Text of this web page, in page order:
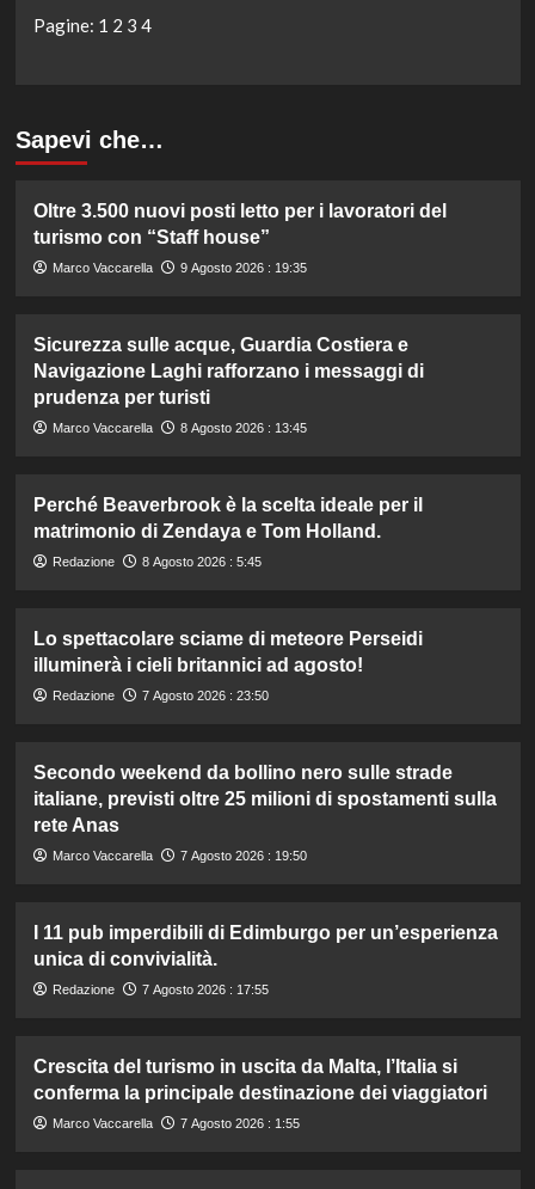
Pagine: 1 2 3 4
Sapevi che…
Oltre 3.500 nuovi posti letto per i lavoratori del
turismo con “Staff house”
Marco Vaccarella 9 Agosto 2026 : 19:35
Sicurezza sulle acque, Guardia Costiera e
Navigazione Laghi rafforzano i messaggi di
prudenza per turisti
Marco Vaccarella 8 Agosto 2026 : 13:45
Perché Beaverbrook è la scelta ideale per il
matrimonio di Zendaya e Tom Holland.
Redazione 8 Agosto 2026 : 5:45
Lo spettacolare sciame di meteore Perseidi
illuminerà i cieli britannici ad agosto!
Redazione 7 Agosto 2026 : 23:50
Secondo weekend da bollino nero sulle strade
italiane, previsti oltre 25 milioni di spostamenti sulla
rete Anas
Marco Vaccarella 7 Agosto 2026 : 19:50
I 11 pub imperdibili di Edimburgo per un’esperienza
unica di convivialità.
Redazione 7 Agosto 2026 : 17:55
Crescita del turismo in uscita da Malta, l’Italia si
conferma la principale destinazione dei viaggiatori
Marco Vaccarella 7 Agosto 2026 : 1:55